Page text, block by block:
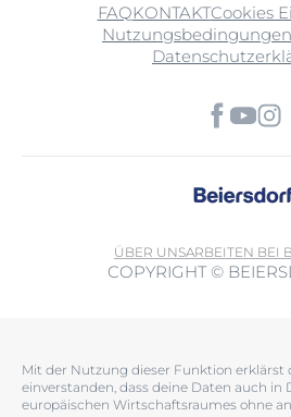
FAQKONTAKTCookies
Nutzungsbedingungen
ÜBER UNSARBEITEN BEI
COPYRIGHT ©
Mit der Nutzung dieser Funktion erklärst
einverstanden, dass deine Daten auch
europäischen Wirtschaftsraumes ohne